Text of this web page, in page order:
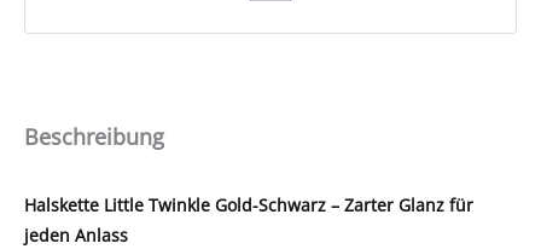
Beschreibung
Halskette Little Twinkle Gold-Schwarz – Zarter Glanz für
jeden Anlass